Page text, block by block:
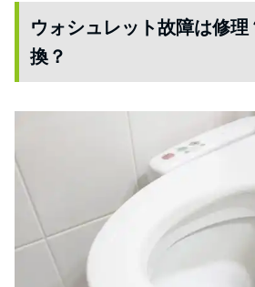
ウォシュレット故障は修
換？